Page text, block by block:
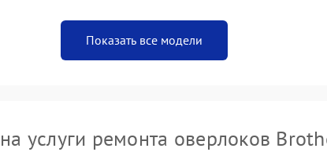
Показать все модели
услуги ремонта оверлоков